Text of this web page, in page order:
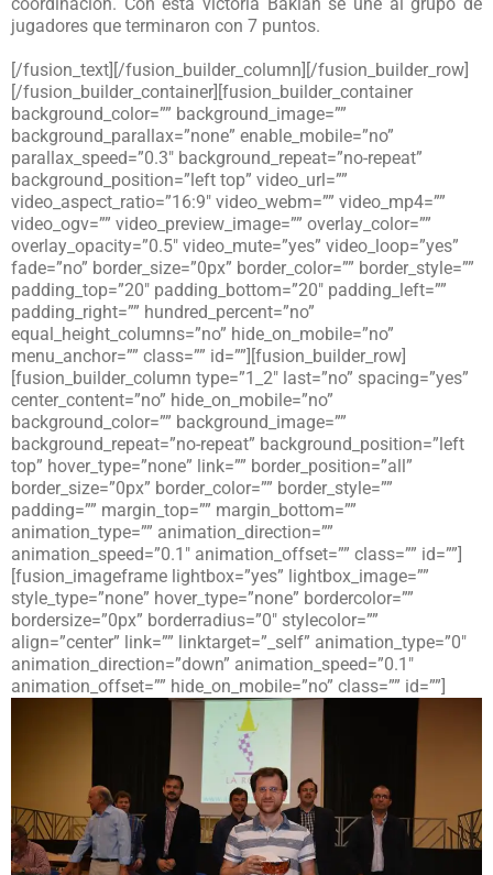
jugadores que terminaron con 7 puntos.
[/fusion_text][/fusion_builder_column][/fusion_builder_row]
[/fusion_builder_container][fusion_builder_container
background_color=”” background_image=””
background_parallax=”none” enable_mobile=”no”
parallax_speed=”0.3″ background_repeat=”no-repeat”
background_position=”left top” video_url=””
video_aspect_ratio=”16:9″ video_webm=”” video_mp4=””
video_ogv=”” video_preview_image=”” overlay_color=””
overlay_opacity=”0.5″ video_mute=”yes” video_loop=”yes”
fade=”no” border_size=”0px” border_color=”” border_style=””
padding_top=”20″ padding_bottom=”20″ padding_left=””
padding_right=”” hundred_percent=”no”
equal_height_columns=”no” hide_on_mobile=”no”
menu_anchor=”” class=”” id=””][fusion_builder_row]
[fusion_builder_column type=”1_2″ last=”no” spacing=”yes”
center_content=”no” hide_on_mobile=”no”
background_color=”” background_image=””
background_repeat=”no-repeat” background_position=”left
top” hover_type=”none” link=”” border_position=”all”
border_size=”0px” border_color=”” border_style=””
padding=”” margin_top=”” margin_bottom=””
animation_type=”” animation_direction=””
animation_speed=”0.1″ animation_offset=”” class=”” id=””]
[fusion_imageframe lightbox=”yes” lightbox_image=””
style_type=”none” hover_type=”none” bordercolor=””
bordersize=”0px” borderradius=”0″ stylecolor=””
align=”center” link=”” linktarget=”_self” animation_type=”0″
animation_direction=”down” animation_speed=”0.1″
animation_offset=”” hide_on_mobile=”no” class=”” id=””]